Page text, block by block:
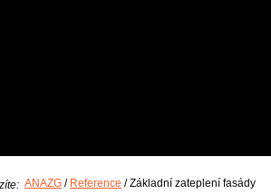
ANAZG / Reference / Základní zateplení fasády